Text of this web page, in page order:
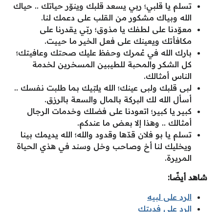
تسلم يا قلبي؛ ربي يسعد قلبك وينوّر حياتك .. حياك
الله وبياك مشكور من القلب على دعمك لنا.
معوّدنا على لطفك يا مذوق؛ ربّي يقدرنا على
مكافأتك ويعينك على فعل الخير ما حييت.
بارك الله في عُمرك وحفظ عليك صحتك وعافيتك؛
كل الشكر والمحبة للطيبين المسخرين لخدمة
الناس أمثالك.
لبى قلبك ولبى عينك؛ الله يلبّيك بما طلبت نفسك ..
أسأل الله لك البركة بالمال والسعة بالرزق.
كبير يا كبير؛ اتعودنا على فضلك وخدمات الرجال
أمثالك .. وهذا إلا بعض ما عندكم.
تسلم يا بو فلان قدّها وقدود والله؛ الله يديمك بينا
ويخليك لنا أخ وصاحب وخل وسند في هذي الحياة
المريرة.
شاهد أيضًا:
الرد على لبيه
الرد على فديتك